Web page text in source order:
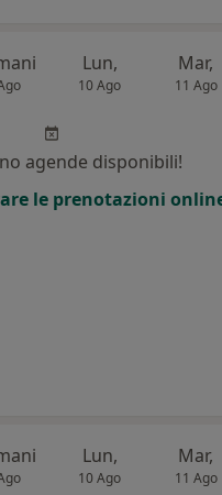
Lun,
10 Ago
Mar,
11 Ago
agende disponibili!
le prenotazioni
Lun,
10 Ago
Mar,
11 Ago